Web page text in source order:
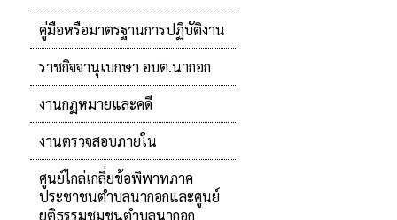
คู่มือหรือมาตรฐานการปฏิบัติงาน
ราชกิจจานุเบกษา อบต.นากอก
งานกฏหมายและคดี
งานตรวจสอบภายใน
ศูนย์ไกล่เกลี่ยข้อพิพาทภาค
ประชาชนตำบลนากอกและศูนย์
ยุติธรรมชุมชนตำบลนากอก